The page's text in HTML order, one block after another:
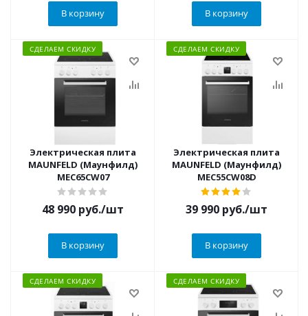
В корзину В корзину
СДЕЛАЕМ СКИДКУ
Электрическая плита
MAUNFELD (Маунфилд)
MEC65CW07
48 990 руб./шт
В корзину
СДЕЛАЕМ СКИДКУ
Электрическая плита
MAUNFELD (Маунфилд)
MEC55CW08D
39 990 руб./шт
В корзину
СДЕЛАЕМ СКИДКУ СДЕЛАЕМ СКИДКУ